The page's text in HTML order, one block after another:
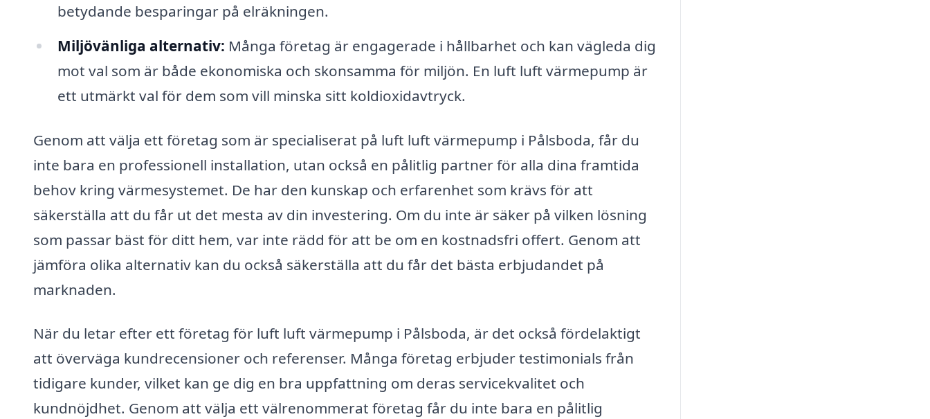
betydande besparingar på elräkningen.
Miljövänliga alternativ: Många företag är engagerade i hållbarhet och kan vägleda dig
mot val som är både ekonomiska och skonsamma för miljön. En luft luft värmepump är
ett utmärkt val för dem som vill minska sitt koldioxidavtryck.
Genom att välja ett företag som är specialiserat på luft luft värmepump i Pålsboda, får du
inte bara en professionell installation, utan också en pålitlig partner för alla dina framtida
behov kring värmesystemet. De har den kunskap och erfarenhet som krävs för att
säkerställa att du får ut det mesta av din investering. Om du inte är säker på vilken lösning
som passar bäst för ditt hem, var inte rädd för att be om en kostnadsfri offert. Genom att
jämföra olika alternativ kan du också säkerställa att du får det bästa erbjudandet på
marknaden.
När du letar efter ett företag för luft luft värmepump i Pålsboda, är det också fördelaktigt
att överväga kundrecensioner och referenser. Många företag erbjuder testimonials från
tidigare kunder, vilket kan ge dig en bra uppfattning om deras servicekvalitet och
kundnöjdhet. Genom att välja ett välrenommerat företag får du inte bara en pålitlig